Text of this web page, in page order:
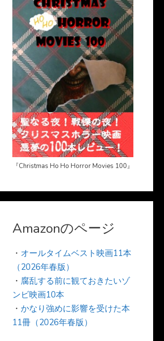
『Christmas Ho Ho Horror Movies 100』
Amazonのページ
・ オールタイムベスト映画11本
（2026年春版）
・ 腐乱する前に観ておきたいゾ
ンビ映画10本
・ かなり強めに影響を受けた本
11冊（2026年春版）